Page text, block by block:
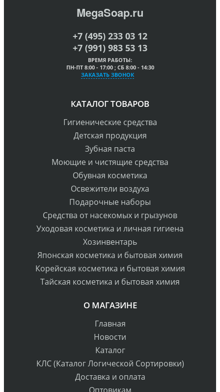
MegaSoap.ru
+7 (495) 233 03 12
+7 (991) 983 53 13
ВРЕМЯ РАБОТЫ:
ПН-ПТ 8:00 - 17:00 ; СБ 8:00 - 14:30
ЗАКАЗАТЬ ЗВОНОК
КАТАЛОГ ТОВАРОВ
Гигиенические средства
Детская продукция
Зубная паста
Моющие и чистящие средства
Обувная косметика
Освежители воздуха
Подарочные наборы
Средства от насекомых и грызунов
Уходовая косметика и личная гигиена
Хозинвентарь
Японская косметика и бытовая химия
Корейская косметика и бытовая химия
Тайская косметика и бытовая химия
О МАГАЗИНЕ
Главная
Новости
Каталог
КЛС (Каталог Логической Сортировки)
Доставка и оплата